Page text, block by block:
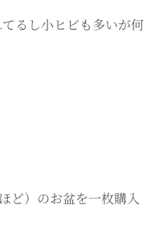
るし小ヒビも多いが何
）のお盆を一枚購入